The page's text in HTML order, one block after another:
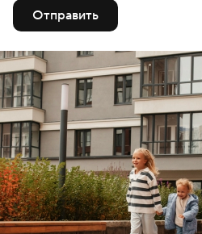
Отправить